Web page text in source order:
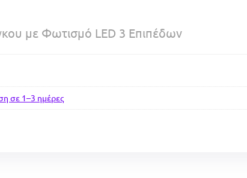
με Φωτισμό LED 3 Επιπέδων
σε 1–3 ημέρες